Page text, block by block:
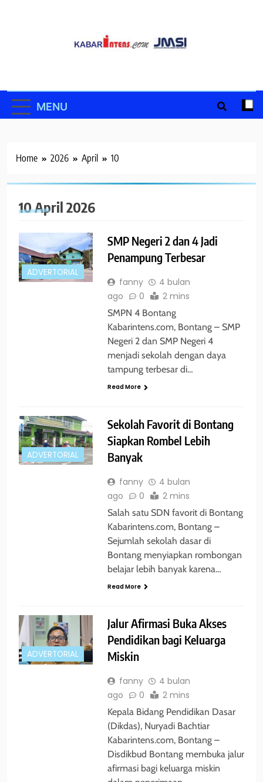
MENU
Home 2026 April 10
10 April 2026
ADVERTORIAL
SMP Negeri 2 dan 4 Jadi
Penampung Terbesar
fanny
4 bulan
ago
0 2 mins
SMPN 4 Bontang
Kabarintens.com, Bontang – SMP
Negeri 2 dan SMP Negeri 4
menjadi sekolah dengan daya
tampung terbesar di…
Read More
ADVERTORIAL
Sekolah Favorit di Bontang
Siapkan Rombel Lebih
Banyak
fanny
4 bulan
ago
0 2 mins
Salah satu SDN favorit di Bontang
Kabarintens.com, Bontang –
Sejumlah sekolah dasar di
Bontang menyiapkan rombongan
belajar lebih banyak karena…
Read More
ADVERTORIAL
Jalur Afirmasi Buka Akses
Pendidikan bagi Keluarga
Miskin
fanny
4 bulan
ago
0 2 mins
Kepala Bidang Pendidikan Dasar
(Dikdas), Nuryadi Bachtiar
Kabarintens.com, Bontang –
Disdikbud Bontang membuka jalur
afirmasi bagi keluarga miskin